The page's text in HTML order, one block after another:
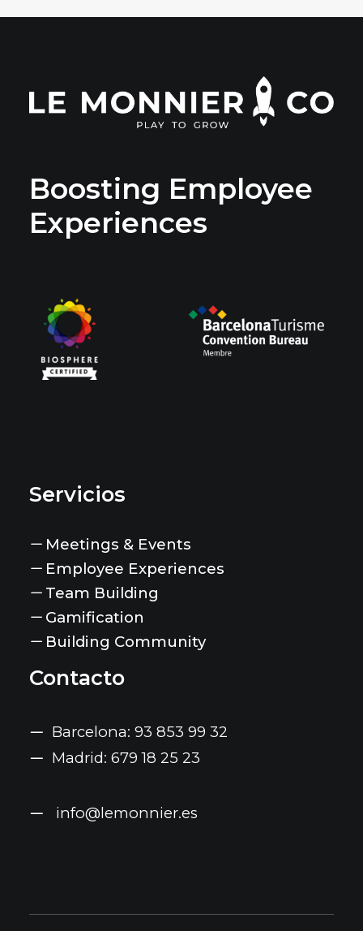
Boosting Employee
Experiences
Servicios
Meetings & Events
Employee Experiences
Team Building
Gamification
Building Community
Contacto
Barcelona: 93 853 99 32
Madrid: 679 18 25 23
info@lemonnier.es